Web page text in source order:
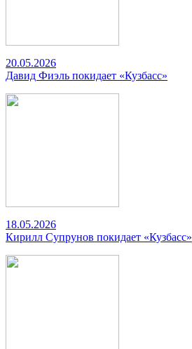
20.05.2026
Давид Фиэль покидает «Кузбасс»
18.05.2026
Кирилл Супрунов покидает «Кузбасс»